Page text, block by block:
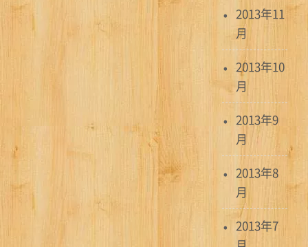
2013年11
月
2013年10
月
2013年9
月
2013年8
月
2013年7